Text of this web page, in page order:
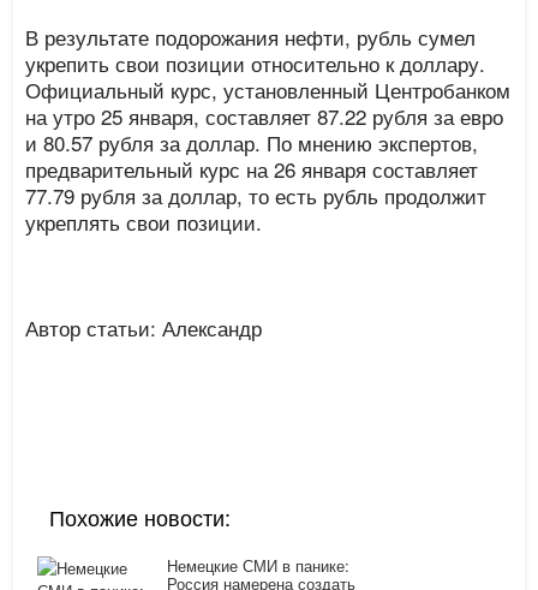
В результате подорожания нефти, рубль сумел
укрепить свои позиции относительно к доллару.
Официальный курс, установленный Центробанком
на утро 25 января, составляет 87.22 рубля за евро
и 80.57 рубля за доллар. По мнению экспертов,
предварительный курс на 26 января составляет
77.79 рубля за доллар, то есть рубль продолжит
укреплять свои позиции.
Автор статьи: Александр
Похожие новости:
Немецкие СМИ в панике:
Россия намерена создать